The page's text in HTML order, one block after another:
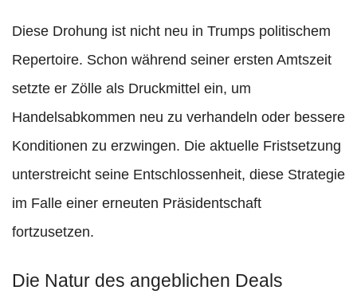
Diese Drohung ist nicht neu in Trumps politischem
Repertoire. Schon während seiner ersten Amtszeit
setzte er Zölle als Druckmittel ein, um
Handelsabkommen neu zu verhandeln oder bessere
Konditionen zu erzwingen. Die aktuelle Fristsetzung
unterstreicht seine Entschlossenheit, diese Strategie
im Falle einer erneuten Präsidentschaft
fortzusetzen.
Die Natur des angeblichen Deals